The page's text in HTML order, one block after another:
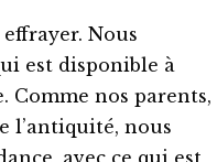
Nous
est disponible à
Comme nos parents,
l’antiquité, nous
avec ce qui est